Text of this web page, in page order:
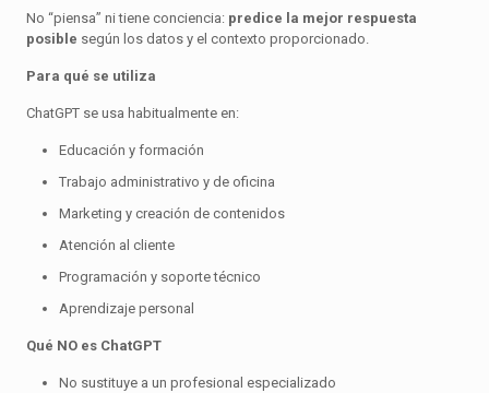
No “piensa” ni tiene conciencia: predice la mejor respuesta
posible según los datos y el contexto proporcionado.
Para qué se utiliza
ChatGPT se usa habitualmente en:
Educación y formación
Trabajo administrativo y de oficina
Marketing y creación de contenidos
Atención al cliente
Programación y soporte técnico
Aprendizaje personal
Qué NO es ChatGPT
No sustituye a un profesional especializado